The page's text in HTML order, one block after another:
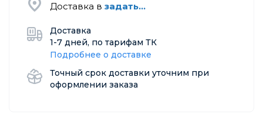
Доставка в задать...
Доставка
1-7 дней, по тарифам ТК
Подробнее о доставке
Точный срок доставки уточним при
оформлении заказа